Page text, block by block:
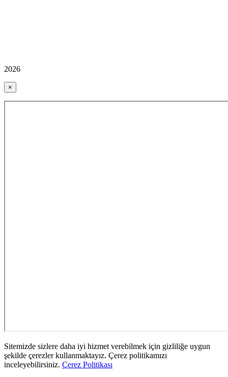
2026
×
Sitemizde sizlere daha iyi hizmet verebilmek için gizliliğe uygun
şekilde çerezler kullanmaktayız. Çerez politikamızı
inceleyebilirsiniz. Çerez Politikası